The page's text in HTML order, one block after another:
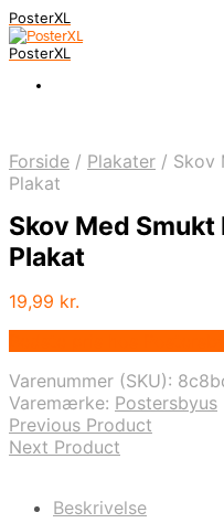
PosterXL
PosterXL
Forside / Plakater / Skov
Plakat
Skov Med
Plakat
19,99 kr.
Varenummer (SKU):
Varemærke: Postersbyus
Previous Product
Next Product
Beskrivelse